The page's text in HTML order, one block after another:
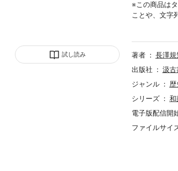
試し読み
※この商品は
ことや、文字
中国随筆98
著者
長澤規
出版社
汲古
ジャンル
シリーズ
和
電子版配信開
ファイルサイ